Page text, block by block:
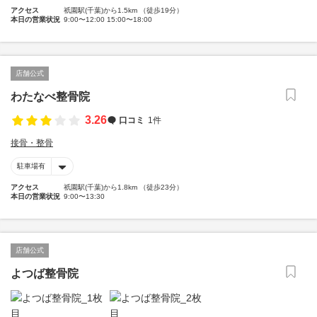
アクセス
祇園駅(千葉)から1.5km （徒歩19分）
本日の営業状況 9:00〜12:00 15:00〜18:00
店舗公式
わたなべ整骨院
3.26
口コミ 1件
接骨・整骨
駐車場有
アクセス
祇園駅(千葉)から1.8km （徒歩23分）
本日の営業状況 9:00〜13:30
店舗公式
よつば整骨院